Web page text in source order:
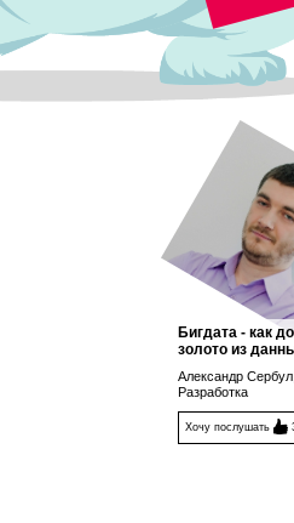
Бигдата - как
золото из
Александр
Разработка
Хочу послушать